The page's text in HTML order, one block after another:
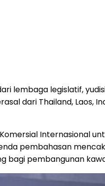
lembaga legislatif,
dari Thailand, Laos,
Internasional
pembahasan
bagi pembangunan